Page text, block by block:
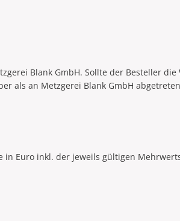
Blank GmbH. Sollte der Besteller
als an Metzgerei Blank GmbH
Euro inkl. der jeweils gültigen